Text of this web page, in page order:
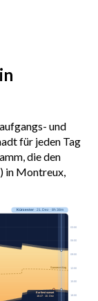
und
für jeden Tag
die den
in Montreux,
Sonnenmittag
03:00
06:00
09:00
12:00
15:00
18:00
Kürzester· 21. Dez · 8h 38m
Earliest sunset
16:47 · 10. Dez